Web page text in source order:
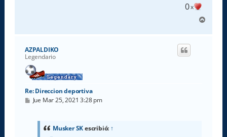
0x
r
AZPALDIKO
Legendario
Re: Direccion deportiva
M
Jue Mar 25, 2021 3:28 pm
Musker SKescribió: ↑